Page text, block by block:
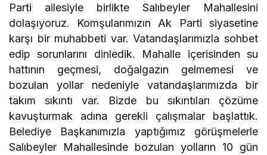
Parti ailesiyle birlikte Salıbeyler Mahallesini
dolaşıyoruz. Komşularımızın Ak Parti siyasetine
karşı bir muhabbeti var. Vatandaşlarımızla sohbet
edip sorunlarını dinledik. Mahalle içerisinden su
hattının geçmesi, doğalgazın gelmemesi ve
bozulan yollar nedeniyle vatandaşlarımızda bir
takım sıkıntı var. Bizde bu sıkıntıları çözüme
kavuşturmak adına gerekli çalışmalar başlattık.
Belediye Başkanımızla yaptığımız görüşmelerle
Salıbeyler Mahallesinde bozulan yolların 10 gün